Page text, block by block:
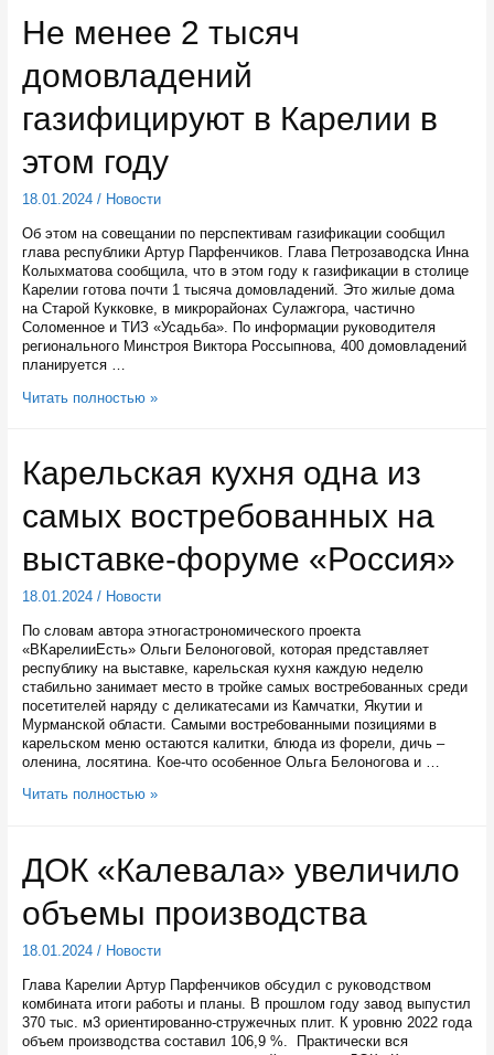
в
продолжат
действовать
этом
Не менее 2 тысяч
домовладений
газифицируют в Карелии в
этом году
18.01.2024/ Новости
Об этом на совещании по перспективам газификации сообщил
глава республики Артур Парфенчиков. Глава Петрозаводска Инна
Колыхматова сообщила, что в этом году к газификации в столице
Карелии готова почти 1 тысяча домовладений. Это жилые дома
на Старой Кукковке, в микрорайонах Сулажгора, частично
Соломенное и ТИЗ «Усадьба». По информации руководителя
регионального Минстроя Виктора Россыпнова, 400 домовладений
планируется …
Не
домовладений
газифицируют
в
Карелии
этом
Читать полностью »
Карельская кухня одна из
самых востребованных на
выставке-форуме «Россия»
18.01.2024/ Новости
По словам автора этногастрономического проекта
«ВКарелииЕсть» Ольги Белоноговой, которая представляет
республику на выставке, карельская кухня каждую неделю
стабильно занимает место в тройке самых востребованных среди
посетителей наряду с деликатесами из Камчатки, Якутии и
Мурманской области. Самыми востребованными позициями в
карельском меню остаются калитки, блюда из форели, дичь –
оленина, лосятина. Кое-что особенное Ольга Белоногова и …
Карельская
самых
востребованных
на
выставке-
форуме
Читать полностью »
ДОК «Калевала» увеличило
объемы производства
18.01.2024/ Новости
Глава Карелии Артур Парфенчиков обсудил с руководством
комбината итоги работы и планы. В прошлом году завод выпустил
370 тыс. м3 ориентированно-стружечных плит. К уровню 2022 года
объем производства составил 106,9 %. Практически вся